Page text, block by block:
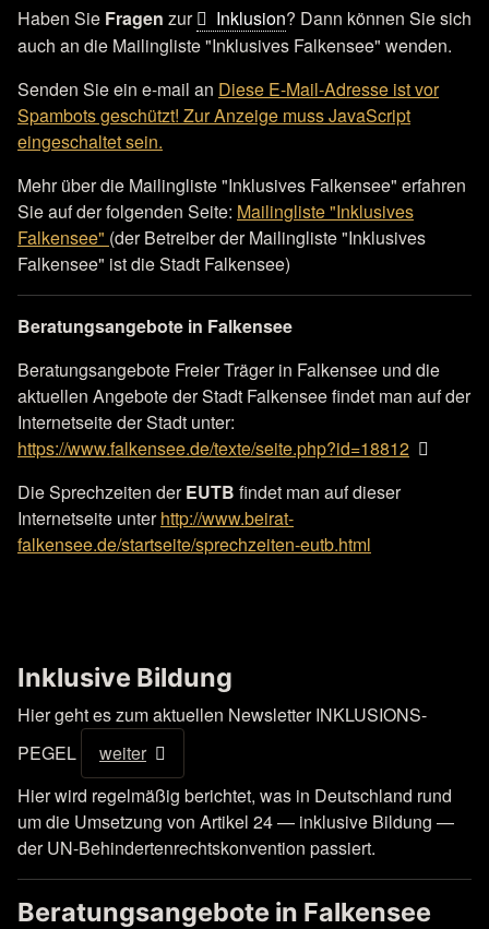
Haben Sie Fragen zur Inklusion? Dann können Sie sich
auch an die Mailingliste "Inklusives Falkensee" wenden.
Senden Sie ein e-mail an Diese E-Mail-Adresse ist vor
Spambots geschützt! Zur Anzeige muss JavaScript
eingeschaltet sein.
Mehr über die Mailingliste "Inklusives Falkensee" erfahren
Sie auf der folgenden Seite: Mailingliste "Inklusives
Falkensee" (der Betreiber der Mailingliste "Inklusives
Falkensee" ist die Stadt Falkensee)
Beratungsangebote in Falkensee
Beratungsangebote Freier Träger in Falkensee und die
aktuellen Angebote der Stadt Falkensee findet man auf der
Internetseite der Stadt unter:
https://www.falkensee.de/texte/seite.php?id=18812
Die Sprechzeiten derEUTB findet man auf dieser
Internetseite unterhttp://www.beirat-
falkensee.de/startseite/sprechzeiten-eutb.html
Inklusive Bildung
Hier geht es zum aktuellen Newsletter INKLUSIONS-
PEGEL
weiter
Hier wird regelmäßig berichtet, was in Deutschland rund
um die Umsetzung von Artikel 24 — inklusive Bildung —
der UN-Behindertenrechtskonvention passiert.
Beratungsangebote in Falkensee